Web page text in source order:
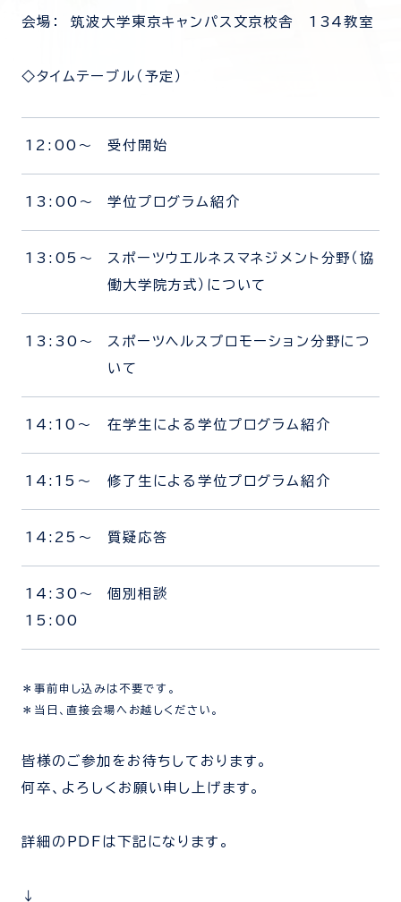
会場： 筑波大学東京キャンパス文京校舎 134教室
◇タイムテーブル（予定）
12:00～ 受付開始
13:00～ 学位プログラム紹介
13:05～
スポーツウエルネスマネジメント分野（協
働大学院方式）について
13:30～
スポーツヘルスプロモーション分野につ
いて
14:10～ 在学生による学位プログラム紹介
14:15～ 修了生による学位プログラム紹介
14:25～ 質疑応答
14:30～
15:00
個別相談
＊事前申し込みは不要です。
＊当日、直接会場へお越しください。
皆様のご参加をお待ちしております。
何卒、よろしくお願い申し上げます。
詳細のPDFは下記になります。
↓